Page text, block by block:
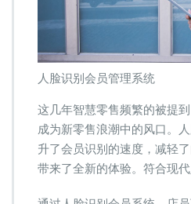
人脸识别会员管理系统
这几年智慧零售频繁的被提
成为新零售浪潮中的风口。
升了会员识别的速度，减轻
带来了全新的体验。符合现代